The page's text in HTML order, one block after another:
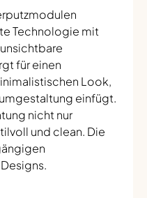
Technologie mit
für einen
Look,
einfügt.
nicht nur
und clean. Die